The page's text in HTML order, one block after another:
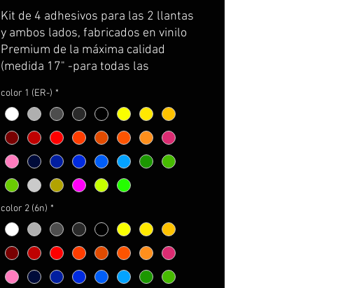
Kit de 4 adhesivos para las 2 llantas
y ambos lados, fabricados en vinilo
Premium de la máxima calidad
(medida 17" -para todas las
Se sirve por partes y con
transportador para facilitar su
colocación.
instrucciones de cuidados y
montaje.
*MIRAR AMPLIACIÓN DE
INFORMACIÓN A PIE DE PÁGINA*
color 1 (ER-) *
color 2 (6n) *